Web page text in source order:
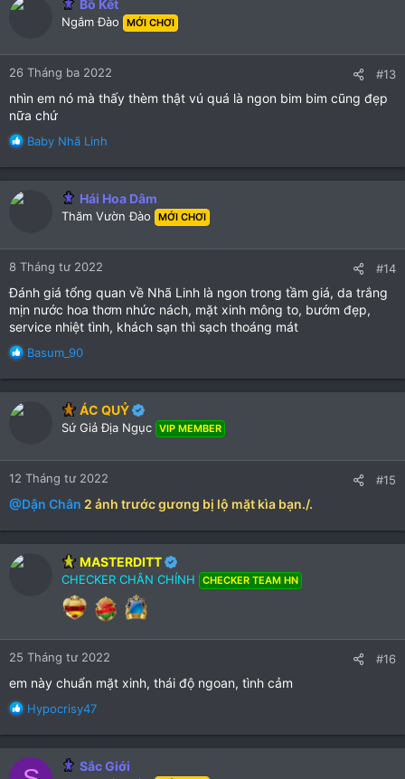
n
s
:
Bồ Kết
Ngắm Đào MỚI CHƠI
26 Tháng ba 2022 #13
nhìn em nó mà thấy thèm thật vú quá là ngon bim bim cũng đẹp
nữa chứ
R
n
s
:
Baby Nhã Linh
Hái Hoa Dâm
Thăm Vườn Đào MỚI CHƠI
8 Tháng tư 2022 #14
Đánh giá tổng quan về Nhã Linh là ngon trong tầm giá, da trắng
mịn nước hoa thơm nhức nách, mặt xinh mông to, bướm đẹp,
service nhiệt tình, khách sạn thì sạch thoáng mát
R
n
s
:
Basum_90
ÁC QUỶ
Sứ Giả Địa Ngục VIP MEMBER
12 Tháng tư 2022 #15
@Dận Chân 2 ảnh trước gương bị lộ mặt kìa bạn./.
MASTERDITT
CHECKER CHÂN CHÍNH CHECKER TEAM HN
25 Tháng tư 2022 #16
em này chuẩn mặt xinh, thái độ ngoan, tình cảm
R
c
t
Hypocrisy47
Sắc Giới